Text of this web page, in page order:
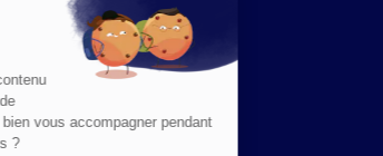
vous accompagner pendant
?